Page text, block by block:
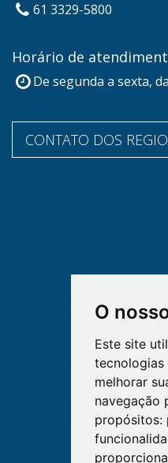
O
Este site
tecnologias
melhorar
navegação
propósitos:
61 3329-5800
Horário de
De segunda a sexta,
CONTATO DOS